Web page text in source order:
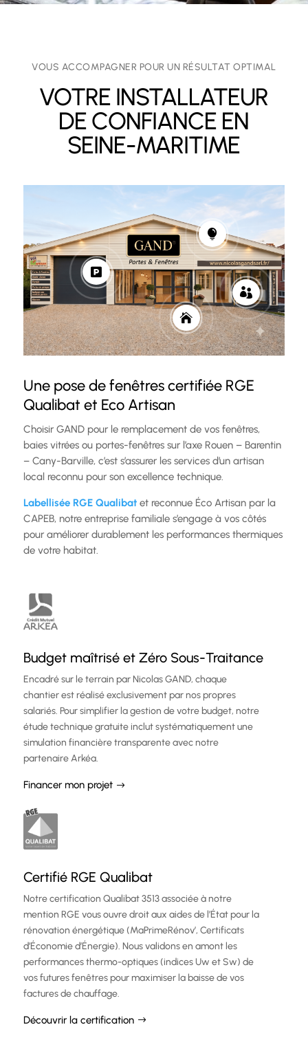
VOUS ACCOMPAGNER POUR UN RÉSULTAT OPTIMAL
VOTRE INSTALLATEUR
DE CONFIANCE EN
SEINE-MARITIME




Une pose de fenêtres certifiée RGE
Qualibat et Eco Artisan
Choisir GAND pour le remplacement de vos fenêtres,
baies vitrées ou portes-fenêtres sur l’axe Rouen – Barentin
– Cany-Barville, c’est s’assurer les services d’un artisan
local reconnu pour son excellence technique.
Labellisée RGE Qualibatet reconnue Éco Artisan par la
CAPEB, notre entreprise familiale s’engage à vos côtés
pour améliorer durablement les performances thermiques
de votre habitat.
Budget maîtrisé et Zéro Sous-Traitance
Encadré sur le terrain par Nicolas GAND, chaque
chantier est réalisé exclusivement par nos propres
salariés. Pour simplifier la gestion de votre budget, notre
étude technique gratuite inclut systématiquement une
simulation financière transparente avec notre
partenaire Arkéa.
Financer mon projet
Certifié RGE Qualibat
Notre certification Qualibat 3513 associée à notre
mention RGE vous ouvre droit aux aides de l’État pour la
rénovation énergétique (MaPrimeRénov’, Certificats
d’Économie d’Énergie). Nous validons en amont les
performances thermo-optiques (indices Uw et Sw) de
vos futures fenêtres pour maximiser la baisse de vos
factures de chauffage.
Découvrir la certification